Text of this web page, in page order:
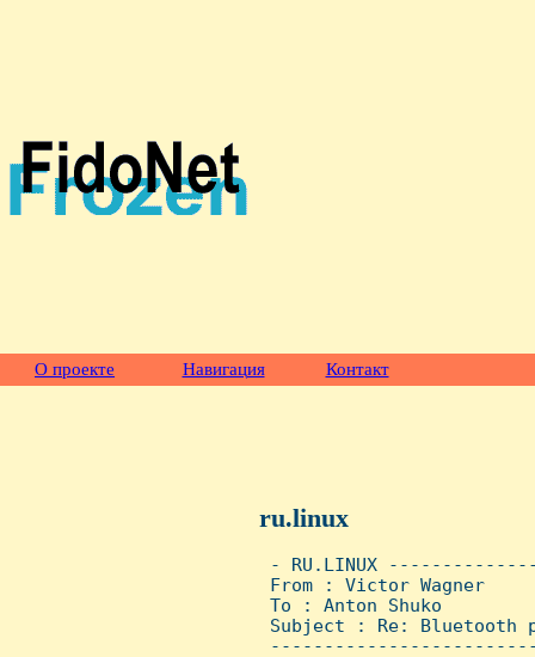
О проекте Навигация Контакт
ru.linux
- RU.LINUX
From : Victor Wagner
To : Anton Shuko
Subject : Re: Bluetooth